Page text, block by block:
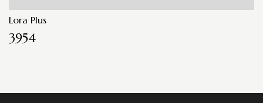
Lora Plus
3954